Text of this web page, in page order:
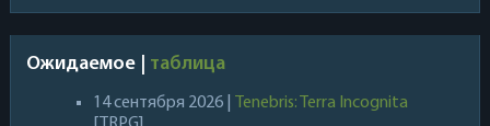
Ожидаемое | таблица
14 сентября 2026 |
Tenebris: Terra Incognita